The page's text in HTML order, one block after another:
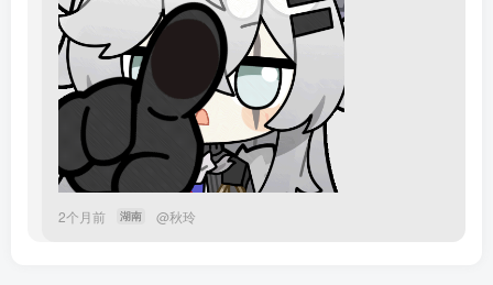
2个月前 湖南 @秋玲